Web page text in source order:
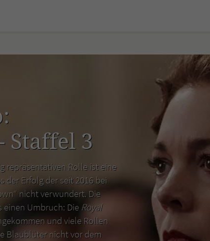
Staffel 3
repräsentativen Rolle ist eine
der Erfolg der seit 2016 bei
nicht verwundert. Die
Umbruch: Die Royal
und viele Rollen
Blaublüter nicht vor dem